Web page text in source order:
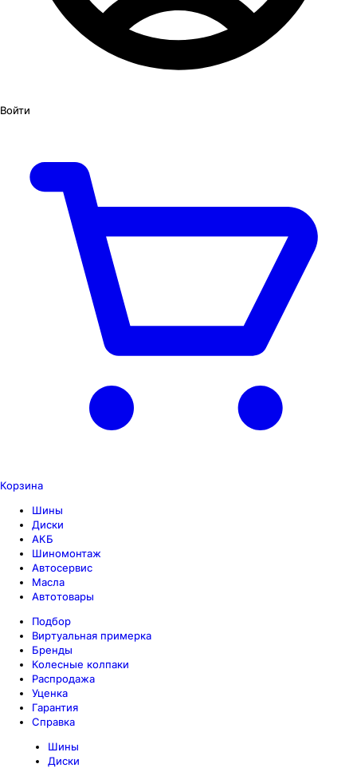
Войти
Корзина
Шины
Диски
АКБ
Шиномонтаж
Автосервис
Масла
Автотовары
Подбор
Виртуальная примерка
Бренды
Колесные колпаки
Распродажа
Уценка
Гарантия
Справка
Шины
Диски